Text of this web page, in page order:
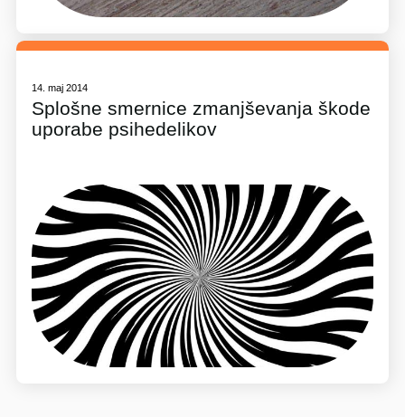
14. maj 2014
Splošne smernice zmanjševanja škode
uporabe psihedelikov